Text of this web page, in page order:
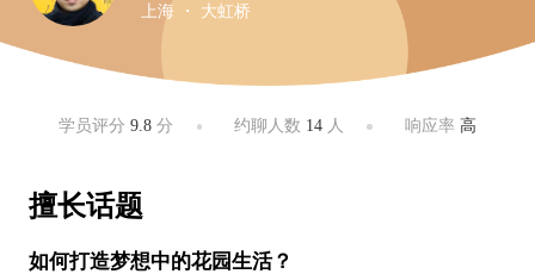
上海 ・ 大虹桥
学员评分9.8 分 约聊人数 14人 响应率 高
擅长话题
如何打造梦想中的花园生活？